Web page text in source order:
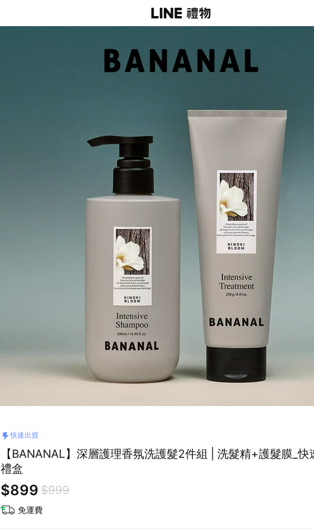
快速出貨
【BANANAL】深層護理香氛洗護髮2件組 | 洗髮精+護髮膜_快
禮盒
$899 $999
免運費